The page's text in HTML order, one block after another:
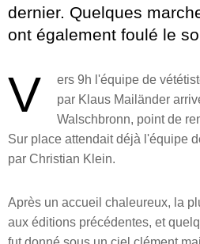
dernier. Quelques
ont également foulé le
V
ers 9h l'équipe de
par Klaus Mailänder
Walschbronn, point de
Sur place attendait déjà l'équipe
par Christian Klein.
Après un accueil chaleureux, la
aux éditions précédentes, et